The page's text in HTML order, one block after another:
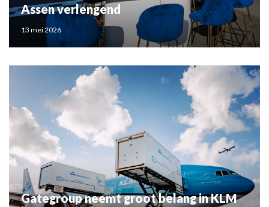
Assen verlengend
13 mei 2026
Gategroup neemt groot belang in KLM